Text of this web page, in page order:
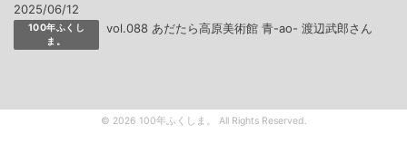
2025/06/12
100年ふくし
ま。
vol.088 あだたら高原美術館 青-ao- 渡辺武郎さん
© 2026 100年ふくしま。 All Rights Reserved.